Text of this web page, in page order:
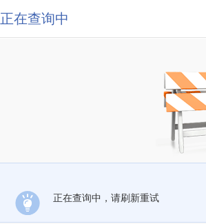
正在查询中
正在查询中，请刷新重试